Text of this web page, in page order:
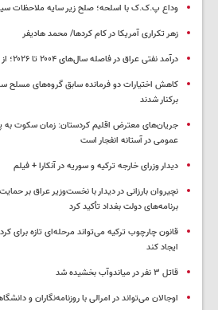
وداع پ.ک.ک با اسلحه؛ صلح زیر سایه ملاحظات
زهر تکراری آمریکا در کام کردها/ محمد هادیفر
درآمد نفتی عراق در فاصله سال‌های ۲۰۰۴ تا ۲۰۲۶؛ از جهش تاریخی تا نوسان‌های شدید
کاهش اختیارات دو فرمانده سابق گروه‌های مسلح
برکنار شدند
جریان‌های معترض اقلیم کردستان: زمان سکوت به
عمومی در آستانه انفجار است
دیدار وزرای خارجه ترکیه و سوریه در آنکارا + فیلم
نچیروان بارزانی در دیدار با نخست‌وزیر عراق بر
برنامه‌های دولت بغداد تأکید کرد
قانون چارچوب ترکیه می‌تواند مرحله‌ای تازه برای
ایجاد کند
قاتل ٣ نفر در میاندوآب بخشیده شد
اوجالان می‌تواند در امرالی با روزنامه‌نگاران و